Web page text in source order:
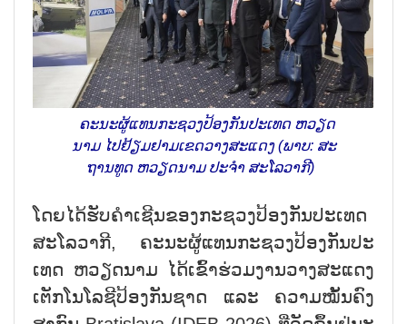
ຄະ​ນະ​ຜູ້​ແທນ​ກະ​ຊວງ​ປ້ອງ​ກັນ​ປະ​ເທດ ຫວຽດ​
ນາມ ໄປ​ຢ້ຽມ​ຢາມ​ເຂດ​ວາງ​ສະ​ແດງ (ພາບ: ສະ​
ຖານ​ທູດ ຫວຽດ​ນາມ ປະ​ຈຳ ສະ​ໂລ​ວາ​ກີ)
ໂດຍ​ໄດ້​ຮັບ​ຄຳ​ເຊີນ​ຂອງ​ກະ​ຊວງ​ປ້ອງ​ກັນ​ປະ​ເທດ
ສະ​ໂລ​ວາ​ກີ, ຄະ​ນະ​ຜູ້​ແທນ​ກະ​ຊວງ​ປ້ອງ​ກັນ​ປະ​
ເທດ​ ຫວຽດ​ນາມ ໄດ້​ເຂົ້າ​ຮ່ວມ​ງານ​ວາງ​ສະ​ແດງ​
ເຕັກ​ໂນ​ໂລ​ຊີ​ປ້ອງ​ກັນ​ຊາດ ແລະ ຄວາມ​ໝັ້ນ​ຄົງ​